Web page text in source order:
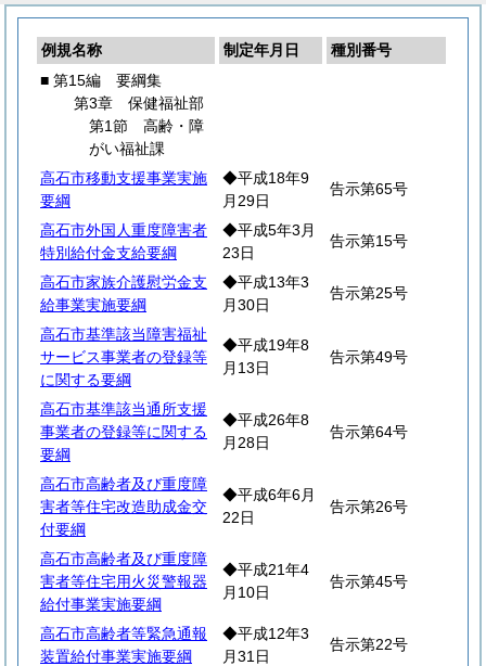
例規名称 制定年月日
種別番号
■ 第15編 要綱集
第3章 保健福祉部
第1節 高齢・障
がい福祉課
高石市移動支援事業実施
要綱
◆平成18年9
月29日
告示第65号
高石市外国人重度障害者
特別給付金支給要綱
◆平成5年3月
23日
告示第15号
高石市家族介護慰労金支
給事業実施要綱
◆平成13年3
月30日
告示第25号
高石市基準該当障害福祉
サービス事業者の登録等
に関する要綱
◆平成19年8
月13日
告示第49号
高石市基準該当通所支援
事業者の登録等に関する
要綱
◆平成26年8
月28日
告示第64号
高石市高齢者及び重度障
害者等住宅改造助成金交
付要綱
◆平成6年6月
22日
告示第26号
高石市高齢者及び重度障
害者等住宅用火災警報器
給付事業実施要綱
◆平成21年4
月10日
告示第45号
高石市高齢者等緊急通報
装置給付事業実施要綱
◆平成12年3
月31日
告示第22号